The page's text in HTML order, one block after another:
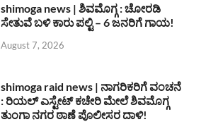
shimoga news | ಶಿವಮೊಗ್ಗ : ಚೋರಡಿ
ಸೇತುವೆ ಬಳಿ ಕಾರು ಪಲ್ಟಿ – 6 ಜನರಿಗೆ ಗಾಯ!
August 7, 2026
shimoga raid news | ನಾಗರಿಕರಿಗೆ ವಂಚನೆ
: ರಿಯಲ್ ಎಸ್ಟೇಟ್ ಕಚೇರಿ ಮೇಲೆ ಶಿವಮೊಗ್ಗ
ತುಂಗಾ ನಗರ ಠಾಣೆ ಪೊಲೀಸರ ದಾಳಿ!